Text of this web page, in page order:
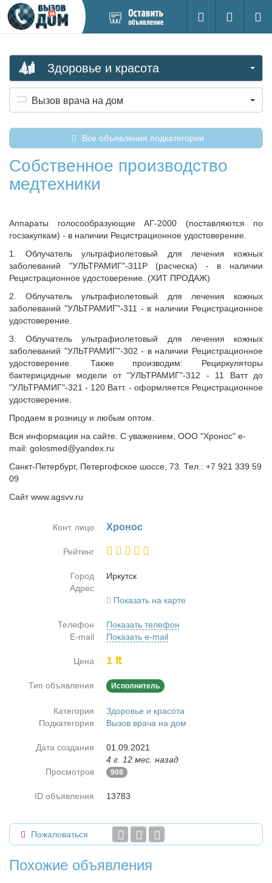
новое
Поиск
Вход на
Здоровье и красота
Вызов врача на дом
Все объявления подкатегории
Собственное производство
медтехники
Аппараты голосообразующие АГ-2000 (поставляются по
госзакупкам) - в наличии Рецистрационное удостоверение.
1. Облучатель ультрафиолетовый для лечения кожных
заболеваний "УЛЬТРАМИГ"-311Р (расческа) - в наличии
Рецистрационное удостоверение. (ХИТ ПРОДАЖ)
2. Облучатель ультрафиолетовый для лечения кожных
заболеваний "УЛЬТРАМИГ"-311 - в наличии Рецистрационное
удостоверение.
3. Облучатель ультрафиолетовый для лечения кожных
заболеваний "УЛЬТРАМИГ"-302 - в наличии Рецистрационное
удостоверение. Также производим: Рециркуляторы
бактерицидные модели от "УЛЬТРАМИГ"-312 - 11 Ватт до
"УЛЬТРАМИГ"-321 - 120 Ватт. - оформляется Рецистрационное
удостоверение.
Продаем в розницу и любым оптом.
Вся информация на сайте. С уважением, ООО "Хронос" e-
mail: golosmed@yandex.ru
Санкт-Петербург, Петергофское шоссе, 73. Тел.: +7 921 339 59
09
Сайт www.agsvv.ru
Конт. лицо Хро­нос
Рейтинг
Город
Ир­кутск
Адрес
Показать на карте
Телефон
Показать телефон
E-mail
Показать e-mail
Цена 1 ₶
Тип объявления Исполнитель
Категория
Здоровье и красота
Подкатегория
Вызов врача на дом
Дата создания
01.09.2021
4 г. 12 мес. назад
Просмотров
908
ID объявления 13783
Пожаловаться
Похожие объявления